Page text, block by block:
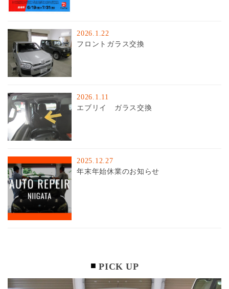
2026.1.22
フロントガラス交換
2026.1.11
エブリイ ガラス交換
2025.12.27
年末年始休業のお知らせ
PICK UP